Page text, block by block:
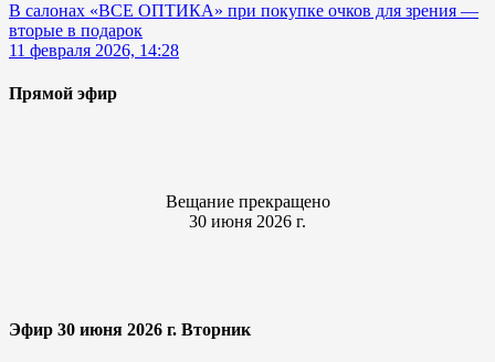
В салонах «ВСЕ ОПТИКА» при покупке очков для зрения —
вторые в подарок
11 февраля 2026, 14:28
Прямой эфир
Вещание прекращено
30 июня 2026 г.
Эфир 30 июня 2026 г. Вторник